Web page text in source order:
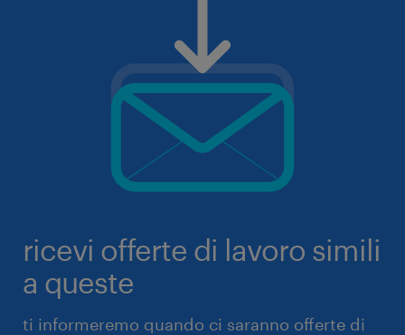
ricevi offerte di lavoro simili
a queste
ti informeremo quando ci saranno offerte di